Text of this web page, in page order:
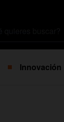
Innovación